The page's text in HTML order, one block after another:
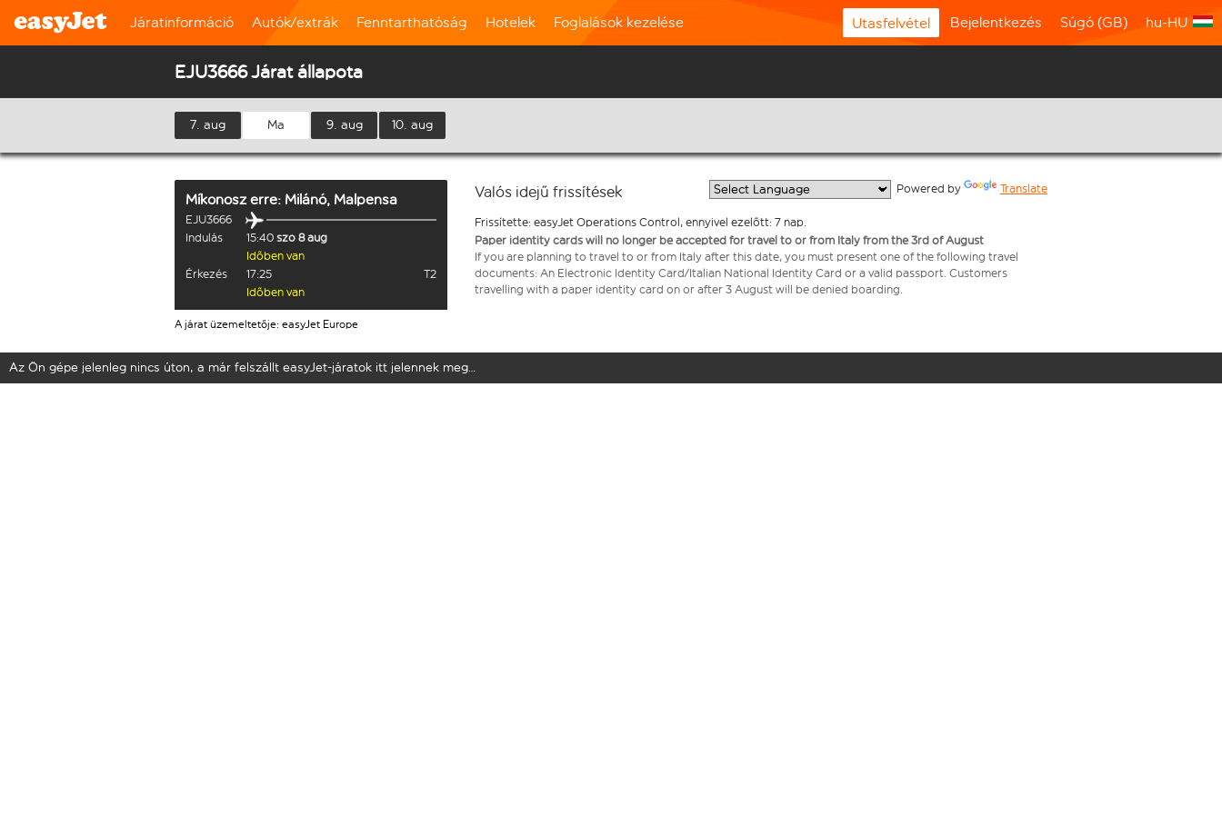
Járatinformáció Autók/extrák Fenntarthatóság Hotelek Foglalások kezelése Utasfelvétel Bejelentkezés Súgó (GB) hu-HU
EJU3666 Járat állapota
7. aug Ma 9. aug 10. aug
Míkonoszerre: Milánó, Malpensa
EJU3666
Indulás
15:40 szo 8 aug
Időben van
Érkezés
17:25
T2
Időben van
A járat üzemeltetője: easyJet Europe
Valós idejű frissítések Powered by Translate
Frissítette: easyJet Operations Control, ennyivel ezelőtt: 7 nap.
Paper identity cards will no longer be accepted for travel to or from Italy from the 3rd of August
If you are planning to travel to or from Italy after this date, you must present one of the following travel
documents: An Electronic Identity Card/Italian National Identity Card or a valid passport. Customers
travelling with a paper identity card on or after 3 August will be denied boarding.
Az Ön gépe jelenleg nincs úton, a már felszállt easyJet-járatok itt jelennek meg…